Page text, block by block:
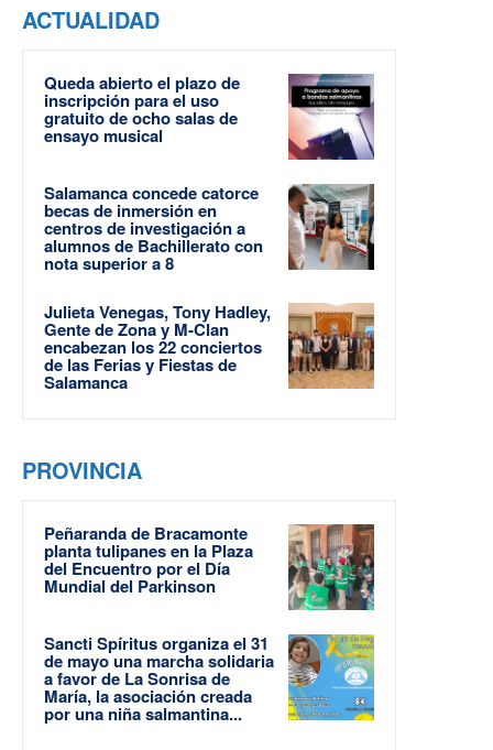
ACTUALIDAD
Queda abierto el plazo de
inscripción para el uso
gratuito de ocho salas de
ensayo musical
Salamanca concede catorce
becas de inmersión en
centros de investigación a
alumnos de Bachillerato con
nota superior a 8
Julieta Venegas, Tony Hadley,
Gente de Zona y M-Clan
encabezan los 22 conciertos
de las Ferias y Fiestas de
Salamanca
PROVINCIA
Peñaranda de Bracamonte
planta tulipanes en la Plaza
del Encuentro por el Día
Mundial del Parkinson
Sancti Spíritus organiza el 31
de mayo una marcha solidaria
a favor de La Sonrisa de
María, la asociación creada
por una niña salmantina...